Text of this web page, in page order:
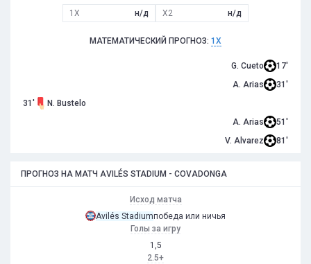
1X н/д X2 н/д
МАТЕМАТИЧЕСКИЙ ПРОГНОЗ: 1X
G. Cueto
17'
A. Arias
31'
31'
N. Bustelo
A. Arias
51'
V. Alvarez
81'
ПРОГНОЗ НА МАТЧ AVILÉS STADIUM - COVADONGA
Исход матча
Avilés Stadiumпобеда или ничья
Голы за игру
1,5
2.5+